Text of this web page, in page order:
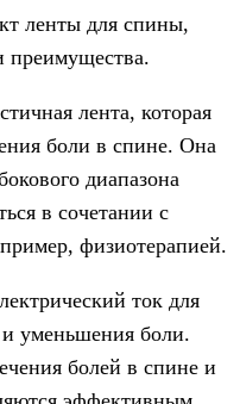
ленты для спины,
преимущества.
лента, которая
боли в спине. Она
диапазона
в сочетании с
физиотерапией.
ток для
уменьшения боли.
болей в спине и